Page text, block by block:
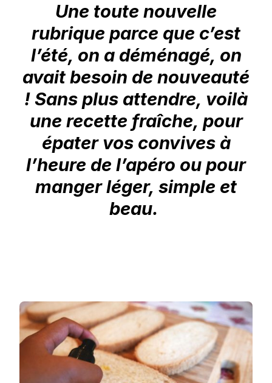
Une toute nouvelle
rubrique parce que c’est
l’été, on a déménagé, on
avait besoin de nouveauté
! Sans plus attendre, voilà
une recette fraîche, pour
épater vos convives à
l’heure de l’apéro ou pour
manger léger, simple et
beau.